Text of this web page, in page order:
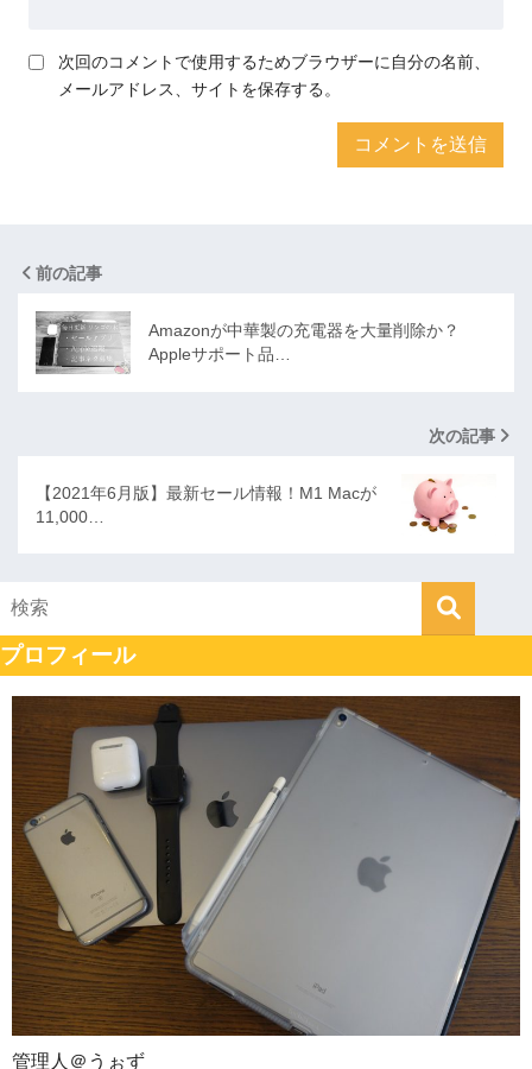
次回のコメントで使用するためブラウザーに自分の名前、
メールアドレス、サイトを保存する。
前の記事
Amazonが中華製の充電器を大量削除か？
Appleサポート品…
次の記事
【2021年6月版】最新セール情報！M1 Macが
11,000…
プロフィール
管理人＠うぉず